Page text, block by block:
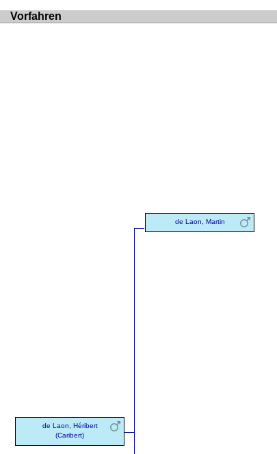
Vorfahren
de Laon, Héribert
(Caribert)
de Laon, Martin